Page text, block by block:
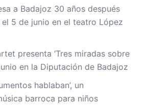
a Badajoz 30 años después
5 de junio en el teatro López
presenta ‘Tres miradas sobre
en la Diputación de Badajoz
hablaban’, un
barroca para niños